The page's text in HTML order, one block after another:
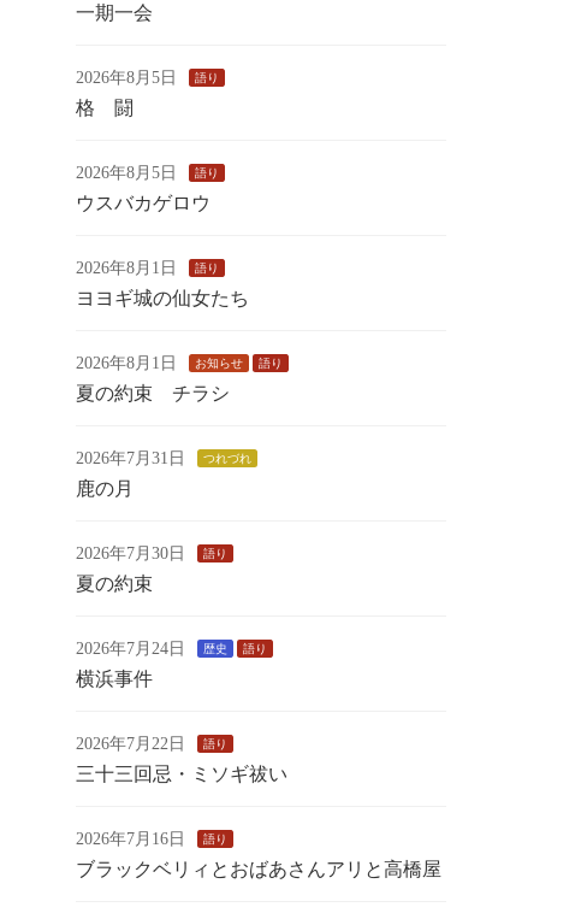
一期一会
2026年8月5日 語り
格 闘
2026年8月5日 語り
ウスバカゲロウ
2026年8月1日 語り
ヨヨギ城の仙女たち
2026年8月1日 お知らせ 語り
夏の約束 チラシ
2026年7月31日 つれづれ
鹿の月
2026年7月30日 語り
夏の約束
2026年7月24日 歴史 語り
横浜事件
2026年7月22日 語り
三十三回忌・ミソギ祓い
2026年7月16日 語り
ブラックベリィとおばあさんアリと高橋屋